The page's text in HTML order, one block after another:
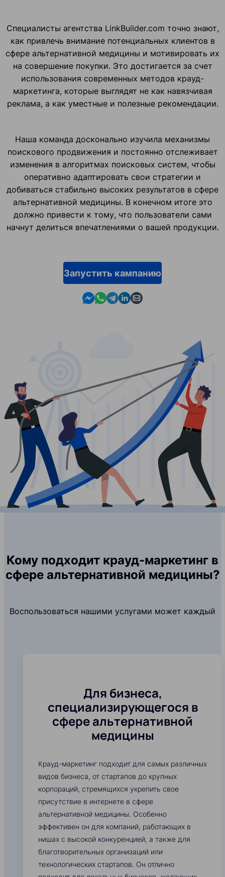
Специалисты агентства LinkBuilder.com точно знают,
как привлечь внимание потенциальных клиентов в
сфере альтернативной медицины и мотивировать их
на совершение покупки. Это достигается за счет
использования современных методов крауд-
маркетинга, которые выглядят не как навязчивая
реклама, а как уместные и полезные рекомендации.
Наша команда досконально изучила механизмы
поискового продвижения и постоянно отслеживает
изменения в алгоритмах поисковых систем, чтобы
оперативно адаптировать свои стратегии и
добиваться стабильно высоких результатов в сфере
альтернативной медицины. В конечном итоге это
должно привести к тому, что пользователи сами
начнут делиться впечатлениями о вашей продукции.
Запустить кампанию
Contact us in Messenger
Contact us in WhatsApp
Contact us in Telegram
Contact us in Linkedin
Contact us by email
Кому подходит крауд-маркетинг в
сфере альтернативной медицины?
Воспользоваться нашими услугами может каждый
Для бизнеса,
специализирующегося в
сфере альтернативной
медицины
Крауд-маркетинг подходит для самых различных
видов бизнеса, от стартапов до крупных
корпораций, стремящихся укрепить свое
присутствие в интернете в сфере
альтернативной медицины. Особенно
эффективен он для компаний, работающих в
нишах с высокой конкуренцией, а также для
благотворительных организаций или
технологических стартапов. Он отлично